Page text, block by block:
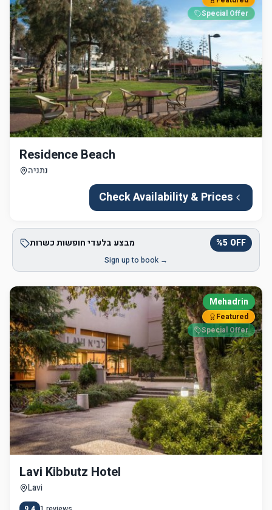
Special Offer
Residence Beach
נתניה
Check Availability & Prices
מבצע בלעדי חופשות כשרות %5 OFF
Sign up to book →
Mehadrin
Featured
Special Offer
Lavi Kibbutz Hotel
Lavi